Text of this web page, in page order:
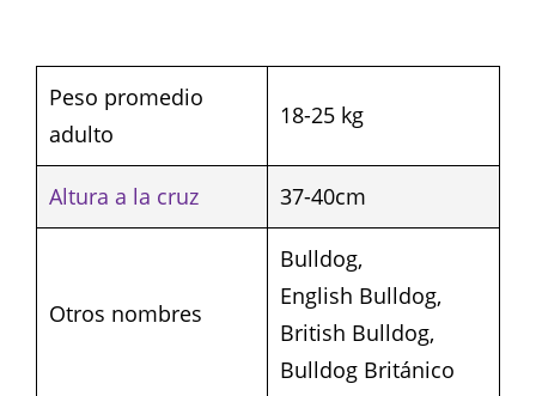
Peso promedio
adulto
18-25 kg
Altura a la cruz 37-40cm
Otros nombres
Bulldog,
English Bulldog,
British Bulldog,
Bulldog Británico